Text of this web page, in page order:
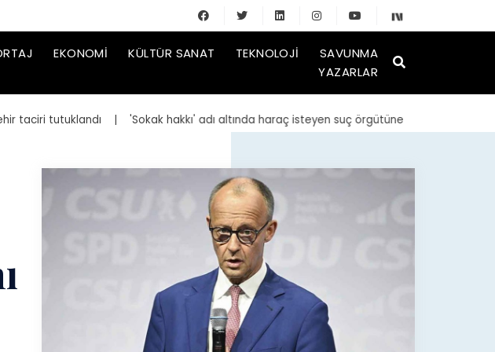
EKONOMI KÜLTÜR SANAT TEKNOLOJI
SAVUNMA
YAZARLAR
tutuklandı | 'Sokak hakkı' adı altında haraç isteyen suç örgütüne operasyon: 23